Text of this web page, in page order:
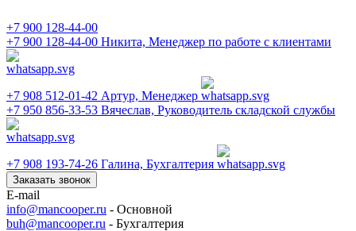
+7 900 128-44-00
+7 900 128-44-00 Никита, Менеджер по работе с клиентами
+7 908 512-01-42 Артур, Менеджер
+7 950 856-33-53 Вячеслав, Руководитель складской службы
+7 908 193-74-26 Галина, Бухгалтерия
Заказать звонок
E-mail
info@mancooper.ru - Основной
buh@mancooper.ru - Бухгалтерия